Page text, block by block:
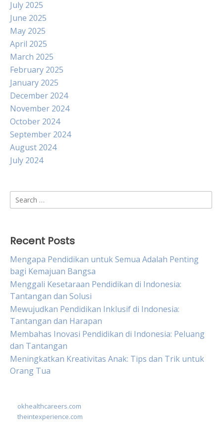
July 2025
June 2025
May 2025
April 2025
March 2025
February 2025
January 2025
December 2024
November 2024
October 2024
September 2024
August 2024
July 2024
Search
for:
Recent Posts
Mengapa Pendidikan untuk Semua Adalah Penting
bagi Kemajuan Bangsa
Menggali Kesetaraan Pendidikan di Indonesia:
Tantangan dan Solusi
Mewujudkan Pendidikan Inklusif di Indonesia:
Tantangan dan Harapan
Membahas Inovasi Pendidikan di Indonesia: Peluang
dan Tantangan
Meningkatkan Kreativitas Anak: Tips dan Trik untuk
Orang Tua
okhealthcareers.com
theintexperience.com